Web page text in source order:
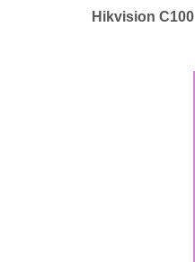
Hikvision C100